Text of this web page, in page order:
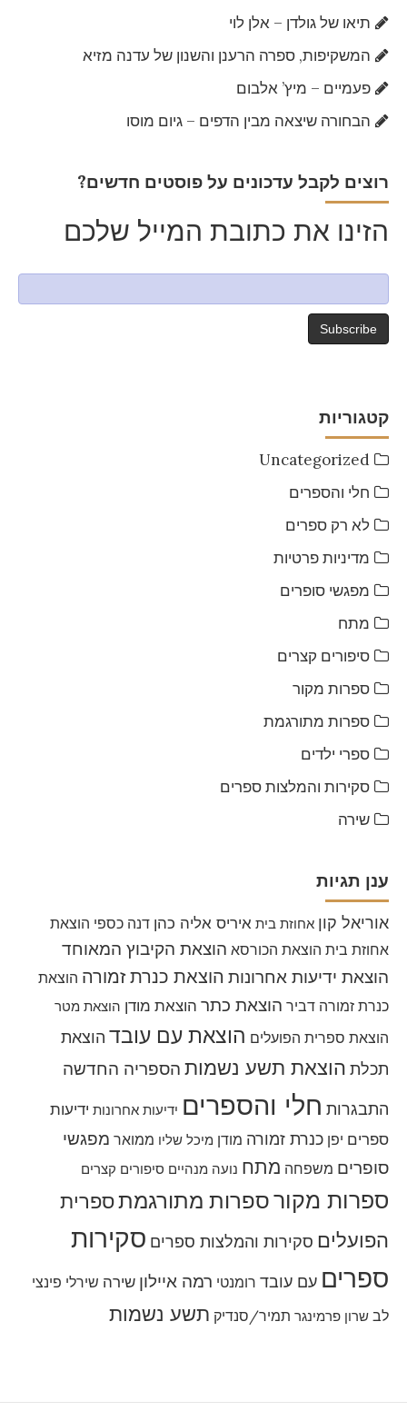
תיאו של גולדן – אלן לוי
המשקיפות, ספרה הרענן והשנון של עדנה מזיא
פעמיים – מיץ’ אלבום
הבחורה שיצאה מבין הדפים – גיום מוסו
?רוצים לקבל עדכונים על פוסטים חדשים
הזינו את כתובת המייל שלכם
קטגוריות
Uncategorized
חלי והספרים
לא רק ספרים
מדיניות פרטיות
מפגשי סופרים
מתח
סיפורים קצרים
ספרות מקור
ספרות מתורגמת
ספרי ילדים
סקירות והמלצות ספרים
שירה
ענן תגיות
אוריאל קון אחוזת בית איריס אליה כהן דנה כספי הוצאת
אחוזת בית הוצאת הכורסא הוצאת הקיבוץ המאוחד
הוצאת ידיעות אחרונות הוצאת כנרת זמורה הוצאת
כנרת זמורה דביר הוצאת כתר הוצאת מודן הוצאת מטר
הוצאת ספרית הפועלים הוצאת עם עובד הוצאת
תכלת הוצאת תשע נשמות הספריה החדשה
התבגרות חלי והספרים ידיעות אחרונות ידיעות
ספרים יפן כנרת זמורה מודן מיכל שליו ממואר מפגשי
סופרים משפחה מתח נועה מנהיים סיפורים קצרים
ספרות מקורספרות מתורגמתספרית
הפועלים סקירות והמלצות ספרים סקירות
ספרים עם עובד רומנטי רמה איילון שירה שירלי פינצי
לב שרון פרמינגר תמיר/סנדיק תשע נשמות